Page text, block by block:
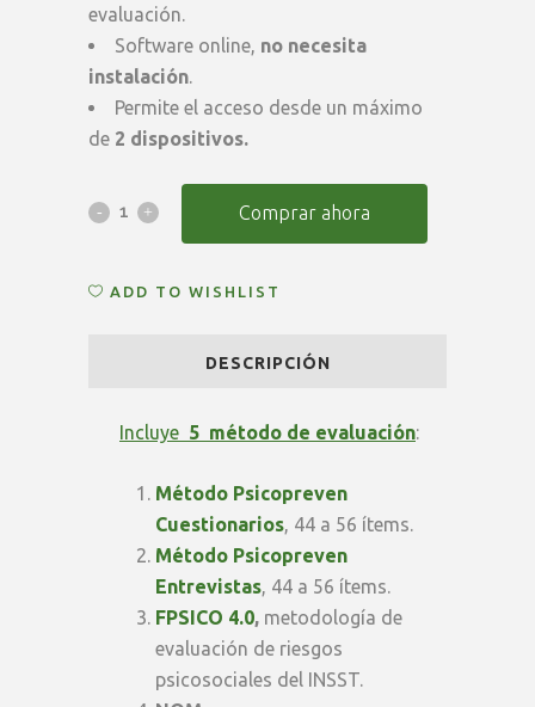
evaluación.
Software online, no necesita
instalación.
Permite el acceso desde un máximo
de 2 dispositivos.
Renovación
PSICOsoft
Plan
Latam
quantity
Comprar ahora
ADD TO WISHLIST
DESCRIPCIÓN
Incluye 5 método de evaluación:
Método Psicopreven
Cuestionarios, 44 a 56 ítems.
Método Psicopreven
Entrevistas, 44 a 56 ítems.
FPSICO 4.0, metodología de
evaluación de riesgos
psicosociales del INSST.